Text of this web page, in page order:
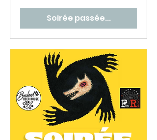
Soirée passée...